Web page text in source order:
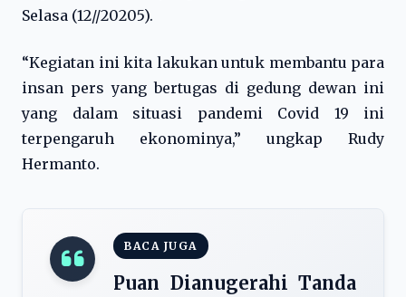
Selasa (12//20205).
“Kegiatan ini kita lakukan untuk membantu para
insan pers yang bertugas di gedung dewan ini
yang dalam situasi pandemi Covid 19 ini
terpengaruh ekonominya,” ungkap Rudy
Hermanto.
BACA JUGA
Puan Dianugerahi Tanda